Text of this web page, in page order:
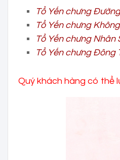
Tổ Yến chưng
Tổ Yến chưng
Tổ Yến chưng Nhân
Tổ Yến chưng Đông
Quý khách hàng có thể